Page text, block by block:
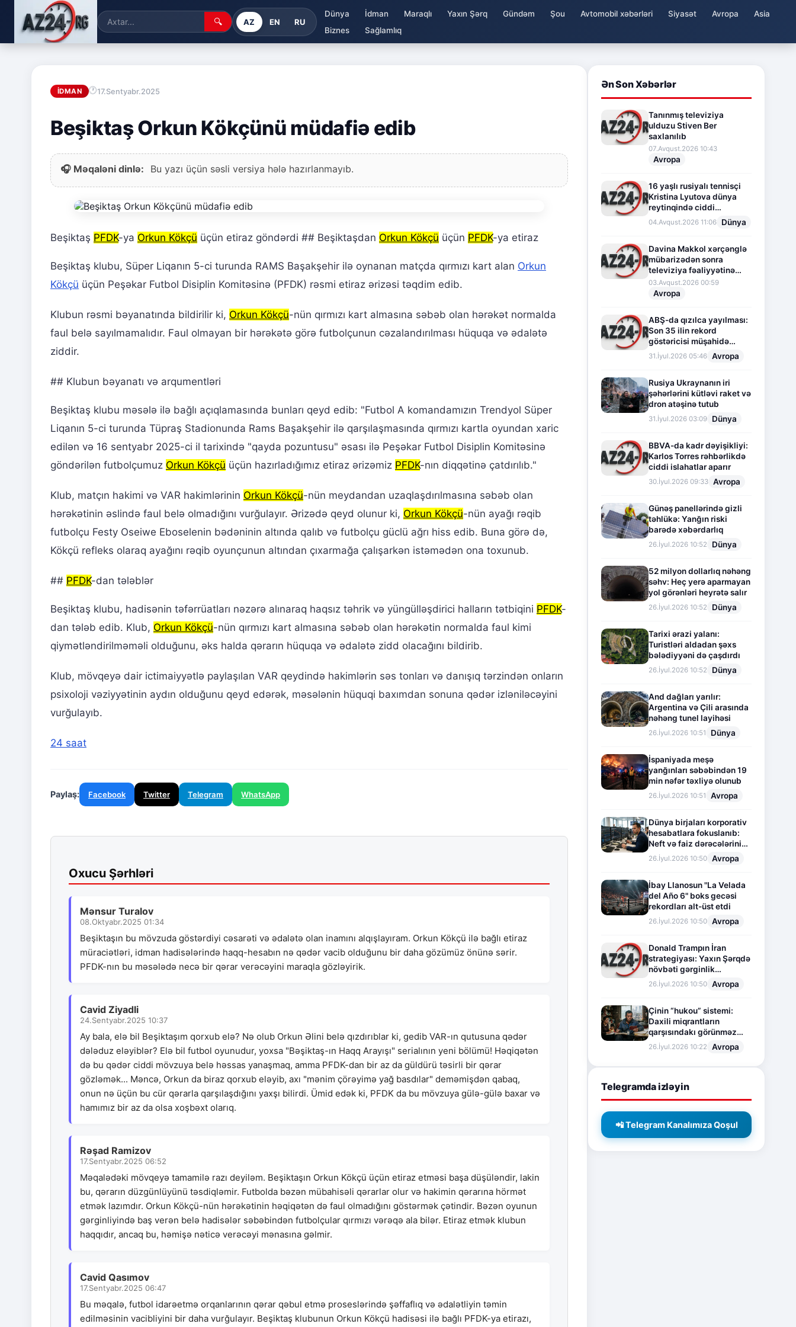
🔍 AZ EN RU
Dünya İdman Maraqlı Yaxın Şərq Gündəm Şou Avtomobil xəbərləri Siyasət Avropa
Asia
Biznes
Sağlamlıq
İDMAN 17.Sentyabr.2025
Beşiktaş Orkun Kökçünü müdafiə edib
🎧 Məqaləni dinlə: Bu yazı üçün səsli versiya hələ hazırlanmayıb.
Beşiktaş PFDK-ya Orkun Kökçü üçün etiraz göndərdi ## Beşiktaşdan Orkun Kökçü üçün PFDK-ya etiraz
Beşiktaş klubu, Süper Liqanın 5-ci turunda RAMS Başakşehir ilə oynanan matçda qırmızı kart alan Orkun
Kökçü üçün Peşəkar Futbol Disiplin Komitəsinə (PFDK) rəsmi etiraz ərizəsi təqdim edib.
Klubun rəsmi bəyanatında bildirilir ki, Orkun Kökçü-nün qırmızı kart almasına səbəb olan hərəkət normalda
faul belə sayılmamalıdır. Faul olmayan bir hərəkətə görə futbolçunun cəzalandırılması hüquqa və ədalətə
ziddir.
## Klubun bəyanatı və arqumentləri
Beşiktaş klubu məsələ ilə bağlı açıqlamasında bunları qeyd edib: "Futbol A komandamızın Trendyol Süper
Liqanın 5-ci turunda Tüpraş Stadionunda Rams Başakşehir ilə qarşılaşmasında qırmızı kartla oyundan xaric
edilən və 16 sentyabr 2025-ci il tarixində "qayda pozuntusu" əsası ilə Peşəkar Futbol Disiplin Komitəsinə
göndərilən futbolçumuz Orkun Kökçü üçün hazırladığımız etiraz ərizəmiz PFDK-nın diqqətinə çatdırılıb."
Klub, matçın hakimi və VAR hakimlərinin Orkun Kökçü-nün meydandan uzaqlaşdırılmasına səbəb olan
hərəkətinin əslində faul belə olmadığını vurğulayır. Ərizədə qeyd olunur ki, Orkun Kökçü-nün ayağı rəqib
futbolçu Festy Oseiwe Eboselenin bədəninin altında qalıb və futbolçu güclü ağrı hiss edib. Buna görə də,
Kökçü refleks olaraq ayağını rəqib oyunçunun altından çıxarmağa çalışarkən istəmədən ona toxunub.
## PFDK-dan tələblər
Beşiktaş klubu, hadisənin təfərrüatları nəzərə alınaraq haqsız təhrik və yüngülləşdirici halların tətbiqini PFDK-
dan tələb edib. Klub, Orkun Kökçü-nün qırmızı kart almasına səbəb olan hərəkətin normalda faul kimi
qiymətləndirilməməli olduğunu, əks halda qərarın hüquqa və ədalətə zidd olacağını bildirib.
Klub, mövqeyə dair ictimaiyyətlə paylaşılan VAR qeydində hakimlərin səs tonları və danışıq tərzindən onların
psixoloji vəziyyətinin aydın olduğunu qeyd edərək, məsələnin hüquqi baxımdan sonuna qədər izləniləcəyini
vurğulayıb.
24 saat
Paylaş: Facebook Twitter Telegram WhatsApp
Oxucu Şərhləri
Mənsur Turalov
08.Oktyabr.2025 01:34
Beşiktaşın bu mövzuda göstərdiyi cəsarəti və ədalətə olan inamını alqışlayıram. Orkun Kökçü ilə bağlı etiraz
müraciətləri, idman hadisələrində haqq-hesabın nə qədər vacib olduğunu bir daha gözümüz önünə sərir.
PFDK-nın bu məsələdə necə bir qərar verəcəyini maraqla gözləyirik.
Cavid Ziyadli
24.Sentyabr.2025 10:37
Ay bala, elə bil Beşiktaşım qorxub elə? Nə olub Orkun Əlini belə qızdırıblar ki, gedib VAR-ın qutusuna qədər
dələduz eləyiblər? Elə bil futbol oyunudur, yoxsa "Bəşiktaş-ın Haqq Arayışı" serialının yeni bölümü! Həqiqətən
də bu qədər ciddi mövzuya belə həssas yanaşmaq, amma PFDK-dan bir az da güldürü təsirli bir qərar
gözləmək... Məncə, Orkun da biraz qorxub eləyib, axı "mənim çörəyimə yağ basdılar" deməmişdən qabaq,
onun nə üçün bu cür qərarla qarşılaşdığını yaxşı bilirdi. Ümid edək ki, PFDK da bu mövzuya gülə-gülə baxar və
hamımız bir az da olsa xoşbəxt olarıq.
Rəşad Ramizov
17.Sentyabr.2025 06:52
Məqalədəki mövqeyə tamamilə razı deyiləm. Beşiktaşın Orkun Kökçü üçün etiraz etməsi başa düşüləndir, lakin
bu, qərarın düzgünlüyünü təsdiqləmir. Futbolda bəzən mübahisəli qərarlar olur və hakimin qərarına hörmət
etmək lazımdır. Orkun Kökçü-nün hərəkətinin həqiqətən də faul olmadığını göstərmək çətindir. Bəzən oyunun
gərginliyində baş verən belə hadisələr səbəbindən futbolçular qırmızı vərəqə ala bilər. Etiraz etmək klubun
haqqıdır, ancaq bu, həmişə nəticə verəcəyi mənasına gəlmir.
Cavid Qasımov
17.Sentyabr.2025 06:47
Bu məqalə, futbol idarəetmə orqanlarının qərar qəbul etmə proseslərində şəffaflıq və ədalətliyin təmin
edilməsinin vacibliyini bir daha vurğulayır. Beşiktaş klubunun Orkun Kökçü hadisəsi ilə bağlı PFDK-ya etirazı,
Ən Son Xəbərlər
Tanınmış televiziya
ulduzu Stiven Ber
saxlanılıb
07.Avqust.2026 10:43
Avropa
16 yaşlı rusiyalı tennisçi
Kristina Lyutova dünya
reytinqində ciddi
irəliləyişə imza atdı
04.Avqust.2026 11:06 Dünya
Davina Makkol xərçənglə
mübarizədən sonra
televiziya fəaliyyətinə
fasilə verir
03.Avqust.2026 00:59
Avropa
ABŞ-da qızılca yayılması:
Son 35 ilin rekord
göstəricisi müşahidə
olunur
31.İyul.2026 05:46 Avropa
Rusiya Ukraynanın iri
şəhərlərini kütləvi raket və
dron atəşinə tutub
31.İyul.2026 03:09 Dünya
BBVA-da kadr dəyişikliyi:
Karlos Torres rəhbərlikdə
ciddi islahatlar aparır
30.İyul.2026 09:33 Avropa
Günəş panellərində gizli
təhlükə: Yanğın riski
barədə xəbərdarlıq
26.İyul.2026 10:52 Dünya
52 milyon dollarlıq nəhəng
səhv: Heç yerə aparmayan
yol görənləri heyrətə salır
26.İyul.2026 10:52 Dünya
Tarixi ərazi yalanı:
Turistləri aldadan şəxs
bələdiyyəni də çaşdırdı
26.İyul.2026 10:52 Dünya
And dağları yarılır:
Argentina və Çili arasında
nəhəng tunel layihəsi
26.İyul.2026 10:51 Dünya
İspaniyada meşə
yanğınları səbəbindən 19
min nəfər təxliyə olunub
26.İyul.2026 10:51 Avropa
Dünya birjaları korporativ
hesabatlara fokuslanıb:
Neft və faiz dərəcələrinin
təsiri altında cari vəziyyət
26.İyul.2026 10:50 Avropa
İbay Llanosun "La Velada
del Año 6" boks gecəsi
rekordları alt-üst etdi
26.İyul.2026 10:50 Avropa
Donald Trampın İran
strategiyası: Yaxın Şərqdə
növbəti gərginlik
mərhələsi
26.İyul.2026 10:50 Avropa
Çinin “hukou” sistemi:
Daxili miqrantların
qarşısındakı görünməz
sədd
26.İyul.2026 10:22 Avropa
Telegramda izləyin
📲 Telegram Kanalımıza Qoşul